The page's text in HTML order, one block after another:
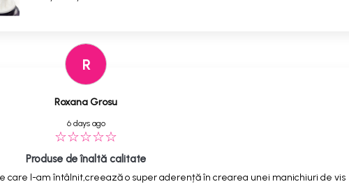
R
Roxana Grosu
6 days ago
Produse de înaltă calitate
care l-am întâlnit,creează o super aderență în crearea unei manichiuri de vis